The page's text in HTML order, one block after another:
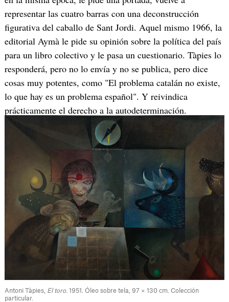
representar las cuatro barras con una deconstrucción
figurativa del caballo de Sant Jordi. Aquel mismo 1966, la
editorial Aymà le pide su opinión sobre la política del país
para un libro colectivo y le pasa un cuestionario. Tàpies lo
responderá, pero no lo envía y no se publica, pero dice
cosas muy potentes, como "El problema catalán no existe,
lo que hay es un problema español". Y reivindica
prácticamente el derecho a la autodeterminación.
Antoni Tàpies, El toro. 1951. Óleo sobre tela, 97 × 130 cm. Colección
particular.